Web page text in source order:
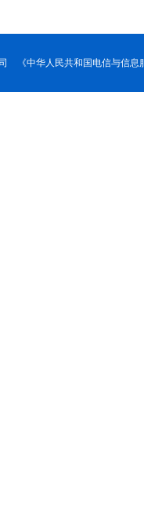
《中华人民共和国电信与信息